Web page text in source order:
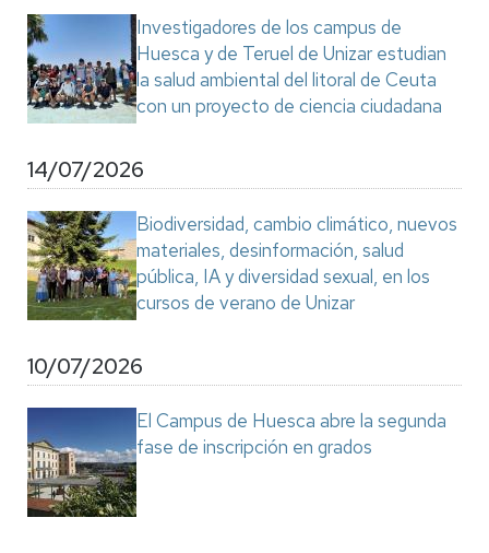
Investigadores de los campus de
Huesca y de Teruel de Unizar estudian
la salud ambiental del litoral de Ceuta
con un proyecto de ciencia ciudadana
14/07/2026
Biodiversidad, cambio climático, nuevos
materiales, desinformación, salud
pública, IA y diversidad sexual, en los
cursos de verano de Unizar
10/07/2026
El Campus de Huesca abre la segunda
fase de inscripción en grados